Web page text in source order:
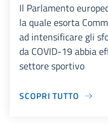
Il Parlamento
la quale esorta
ad intensificare gli
da COVID-19 abbia
settore sportivo
SCOPRI TUTTO